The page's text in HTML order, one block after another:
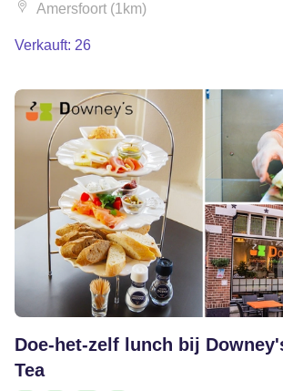
Amersfoort (1km)
Verkauft: 26
Doe-het-zelf lunch bij
Tea